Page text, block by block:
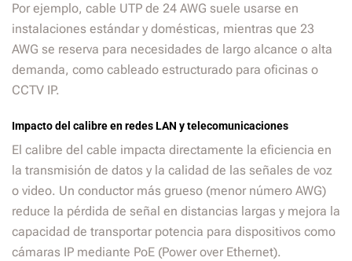
Por ejemplo, cable UTP de 24 AWG suele usarse en
instalaciones estándar y domésticas, mientras que 23
AWG se reserva para necesidades de largo alcance o alta
demanda, como cableado estructurado para oficinas o
CCTV IP.
Impacto del calibre en redes LAN y telecomunicaciones
El calibre del cable impacta directamente la eficiencia en
la transmisión de datos y la calidad de las señales de voz
o video. Un conductor más grueso (menor número AWG)
reduce la pérdida de señal en distancias largas y mejora la
capacidad de transportar potencia para dispositivos como
cámaras IP mediante PoE (Power over Ethernet).